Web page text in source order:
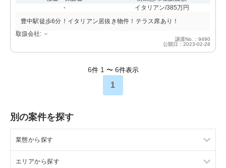
-
イタリアン/385万円
豊中駅徒歩6分！イタリアン居抜き物件！テラス席あり！
取扱会社: －
譲渡No.：9490
公開日：2023-02-28
6件 1 〜 6件表示
1
別の案件を探す
業態から探す
ラーメンの居抜き売却物件の案件一覧
エリアから探す